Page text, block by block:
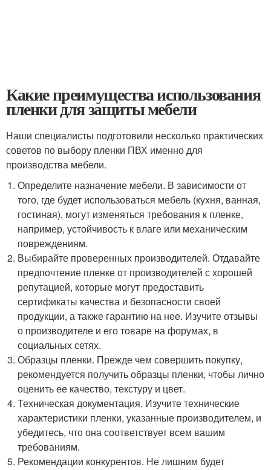
Какие преимущества использования
пленки для защиты мебели
Наши специалисты подготовили несколько практических
советов по выбору пленки ПВХ именно для
производства мебели.
Определите назначение мебели. В зависимости от
того, где будет использоваться мебель (кухня, ванная,
гостиная), могут изменяться требования к пленке,
например, устойчивость к влаге или механическим
повреждениям.
Выбирайте проверенных производителей. Отдавайте
предпочтение пленке от производителей с хорошей
репутацией, которые могут предоставить
сертификаты качества и безопасности своей
продукции, а также гарантию на нее. Изучите отзывы
о производителе и его товаре на форумах, в
социальных сетях.
Образцы пленки. Прежде чем совершить покупку,
рекомендуется получить образцы пленки, чтобы лично
оценить ее качество, текстуру и цвет.
Техническая документация. Изучите технические
характеристики пленки, указанные производителем, и
убедитесь, что она соответствует всем вашим
требованиям.
Рекомендации конкурентов. Не лишним будет